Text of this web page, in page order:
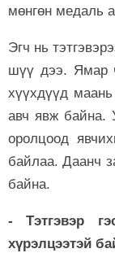
мөнгөн медаль
Эгч нь
шүү дээ. Ямар
хүүхдүүд
авч явж байна.
оролцоод
байлаа. Даанч
байна.
- Тэтгэвэр
хүрэлцээтэй